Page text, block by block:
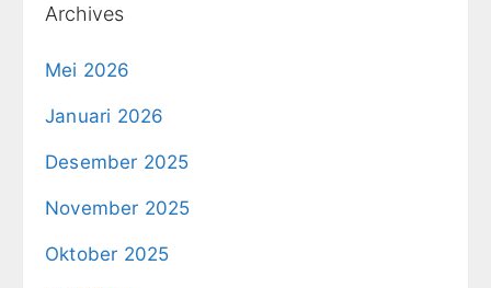
Archives
Mei 2026
Januari 2026
Desember 2025
November 2025
Oktober 2025